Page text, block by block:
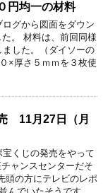
円均一の材料
グから図面をダウン
。 材料は、前回同様
した。（ダイソーの
×厚さ５ｍｍを３枚使
11月27日（月
くじの発売をやって
ャンスセンターだそ
頭の方にテレビのレポ